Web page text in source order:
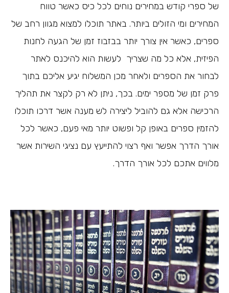
של ספרי קודש במחירים נוחים לכל כיס כאשר טווח
המחירים ומי הזולים ביותר. באתר תוכלו למצוא מגוון רחב של
ספרים, כאשר אין צורך יותר בבזבוז זמן של הגעה לחנות
הפיזית, אלא כל מה שצריך לעשות הוא להיכנס לאתר
לבחור את הספרים ולאחר מכן המשלוח יגיע אליכם בתוך
פרק זמן של מספר ימים. בכך, ניתן לא רק לקצר את תהליך
הרכישה אלא גם להוביל ליצירה לש מענה אשר דרכו תוכלו
להזמין ספרים באופן קל ופשוט יותר מאי פעם, כאשר לכל
אורך הדרך אפשר ואף רצוי להתייעץ עם נציגי השירות אשר
מלווים אתכם לכל אורך הדרך.